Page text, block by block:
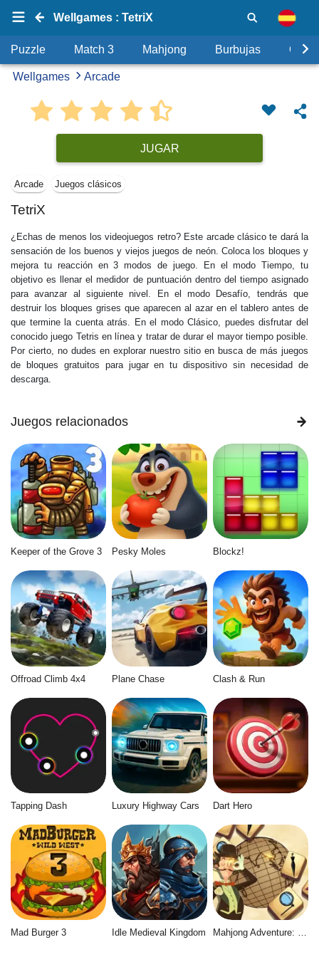
Wellgames : TetriX
Puzzle Match 3 Mahjong Burbujas
Wellgames Arcade
JUGAR
Arcade Juegos clásicos
TetriX
¿Echas de menos los videojuegos retro? Este arcade clásico te dará la
sensación de los buenos y viejos juegos de neón. Coloca los bloques y
mejora tu reacción en 3 modos de juego. En el modo Tiempo, tu
objetivo es llenar el medidor de puntuación dentro del tiempo asignado
para avanzar al siguiente nivel. En el modo Desafío, tendrás que
destruir los bloques grises que aparecen al azar en el tablero antes de
que termine la cuenta atrás. En el modo Clásico, puedes disfrutar del
conocido juego Tetris en línea y tratar de durar el mayor tiempo posible.
Por cierto, no dudes en explorar nuestro sitio en busca de más juegos
de bloques gratuitos para jugar en tu dispositivo sin necesidad de
descarga.
Juegos relacionados
Keeper of the Grove 3 Pesky Moles Blockz!
Offroad Climb 4x4 Plane Chase Clash & Run
Tapping Dash Luxury Highway Cars Dart Hero
Mad Burger 3 Idle Medieval Kingdom Mahjong Adventure: World Quest